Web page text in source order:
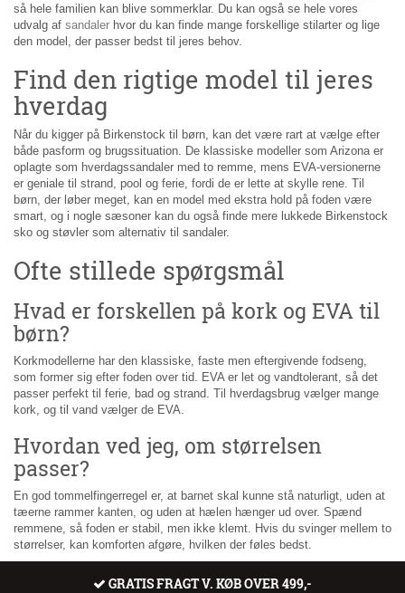
så hele familien kan blive sommerklar. Du kan også se hele vores
udvalg af sandaler hvor du kan finde mange forskellige stilarter og lige
den model, der passer bedst til jeres behov.
Find den rigtige model til jeres
hverdag
Når du kigger på Birkenstock til børn, kan det være rart at vælge efter
både pasform og brugssituation. De klassiske modeller som Arizona er
oplagte som hverdagssandaler med to remme, mens EVA-versionerne
er geniale til strand, pool og ferie, fordi de er lette at skylle rene. Til
børn, der løber meget, kan en model med ekstra hold på foden være
smart, og i nogle sæsoner kan du også finde mere lukkede Birkenstock
sko og støvler som alternativ til sandaler.
Ofte stillede spørgsmål
Hvad er forskellen på kork og EVA til
børn?
Korkmodellerne har den klassiske, faste men eftergivende fodseng,
som former sig efter foden over tid. EVA er let og vandtolerant, så det
passer perfekt til ferie, bad og strand. Til hverdagsbrug vælger mange
kork, og til vand vælger de EVA.
Hvordan ved jeg, om størrelsen
passer?
En god tommelfingerregel er, at barnet skal kunne stå naturligt, uden at
tæerne rammer kanten, og uden at hælen hænger ud over. Spænd
remmene, så foden er stabil, men ikke klemt. Hvis du svinger mellem to
størrelser, kan komforten afgøre, hvilken der føles bedst.
GRATIS FRAGT V. KØB OVER 499,-